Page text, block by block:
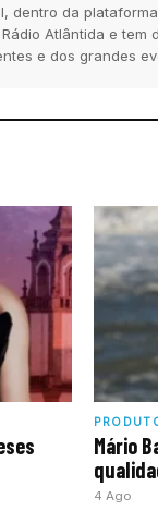
dentro da
Atlântida e
e dos grandes
Mário
4 Ago